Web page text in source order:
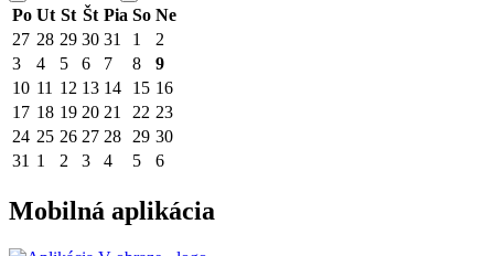
Po Ut St Št Pia So Ne
27 28 29 30 31 1
2
3
4 5 6 7 8
9
10 11 12 13 14 15 16
17 18 19 20 21 22 23
24 25 26 27 28 29 30
31 1 2 3 4 5 6
Mobilná aplikácia